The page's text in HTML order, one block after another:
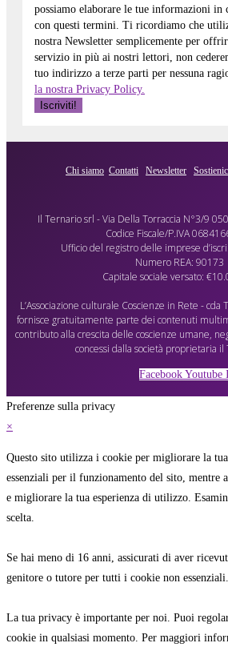
possiamo elaborare le tue informazioni in
con questi termini. Ti ricordiamo che
nostra Newsletter semplicemente per
servizio in più ai nostri lettori, non
tuo indirizzo a terze parti per nessuna
la nostra Privacy Policy.
Chi siamo Contatti Newsletter
Il Ternario srl - Via Della Torraccia N°3/9
Codice Fiscale/P.IVA
Ufficio del registro delle imprese
Numero REA: 90173
Capitale sociale versato:
L’Associazione culturale Coscienze in Rete - cda
fornisce gratuitamente parte dei contenuti
contributo alla crescita delle coscienze umane,
concessi dalla società proprietaria il
Facebook Youtube
Preferenze sulla privacy
×
Questo sito utilizza i cookie per migliorare la
essenziali per il funzionamento del sito, mentre
e migliorare la tua esperienza di utilizzo.
scelta.
Se hai meno di 16 anni, assicurati di aver
genitore o tutore per tutti i cookie non essenziali.
La tua privacy è importante per noi. Puoi
cookie in qualsiasi momento. Per maggiori